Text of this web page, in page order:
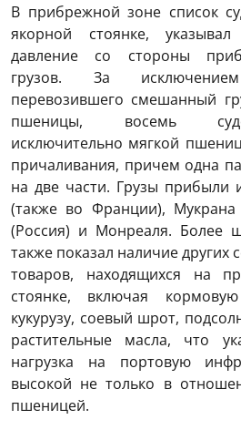
В прибрежной зоне список
якорной стоянке,
давление со стороны
грузов. За
перевозившего смешанный
пшеницы, восемь
исключительно мягкой
причаливания, причем одна
на две части. Грузы прибыли
(также во Франции), Мукрана
(Россия) и Монреаля. Более
также показал наличие других
товаров, находящихся на
стоянке, включая
кукурузу, соевый шрот,
растительные масла, что
нагрузка на портовую
высокой не только в
пшеницей.